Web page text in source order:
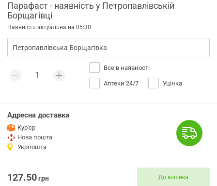
Парафаст - наявність у Петропавлівській
Борщагівці
Наявність актуальна на 05:30
Все в наявності
Аптеки 24/7 Уцінка
Адресна доставка
Кур'єр
Нова пошта
Укрпошта
127.50грн До кошика